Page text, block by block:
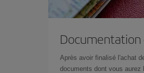
Après avoir finalisé l'achat
documents dont vous